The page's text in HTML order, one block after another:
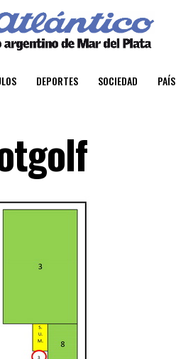
DEPORTES SOCIEDAD PAÍS